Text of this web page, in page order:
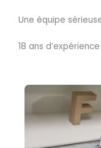
Une équipe
18 ans